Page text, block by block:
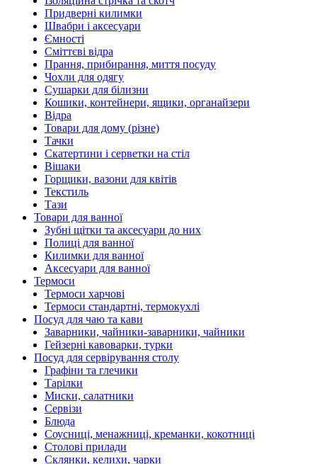
Придверні килимки
Швабри і аксесуари
Ємності
Сміттєві відра
Прання, прибирання, миття посуду
Чохли для одягу
Сушарки для білизни
Кошики, контейнери, ящики, органайзери
Відра
Товари для дому (різне)
Тачки
Скатертини і серветки на стіл
Вішаки
Горщики, вазони для квітів
Текстиль
Тази
Товари для ванної
Зубні щітки та аксесуари до них
Полиці для ванної
Килимки для ванної
Аксесуари для ванної
Термоси
Термоси харчові
Термоси стандартні, термокухлі
Посуд для чаю та кави
Заварники, чайники-заварники, чайники
Гейзерні кавоварки, турки
Посуд для сервірування столу
Графіни та глечики
Тарілки
Миски, салатники
Сервізи
Блюда
Соусниці, менажниці, креманки, кокотниці
Столові прилади
Склянки, келихи, чарки